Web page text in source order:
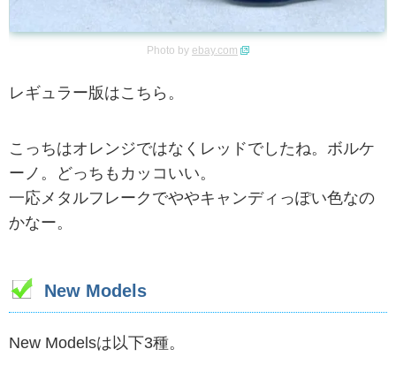
Photo by ebay.com
レギュラー版はこちら。
こっちはオレンジではなくレッドでしたね。ボルケ
ーノ。どっちもカッコいい。
一応メタルフレークでややキャンディっぽい色なの
かなー。
New Models
New Modelsは以下3種。